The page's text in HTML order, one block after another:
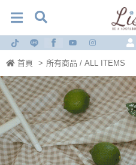
首頁 > 所有商品 / ALL ITEMS